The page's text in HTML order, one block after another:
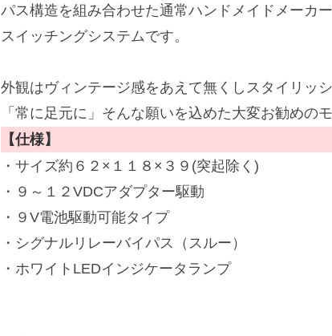
パス構造を組み合わせた通常ハンドメイドメーカ
スイッチングシステムです。
外観はヴィンテージ感をあえて無くしスタイリッ
「常に足元に」そんな願いを込めた大変お勧めのモ
【仕様】
・サイズ約６２×１１８×３９(突起除く)
・９～１２VDCアダプター駆動
・９V電池駆動可能タイプ
・シグナルリレーバイパス（スルー）
・ホワイトLEDインジケータランプ